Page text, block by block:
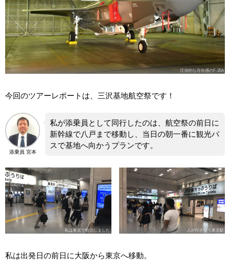
圧倒的な存在感のF-35A
今回のツアーレポートは、三沢基地航空祭です！
添乗員 宮本
私が添乗員として同行したのは、航空祭の前日に
新幹線で八戸まで移動し、当日の朝一番に観光バ
スで基地へ向かうプランです。
私は東京で前泊しました 人が行き交う東京駅
私は出発日の前日に大阪から東京へ移動。